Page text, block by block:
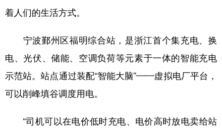
着人们的生活方式。
宁波鄞州区福明综合站，是浙江首个集充电、换
电、光伏、储能、空调负荷等元素于一体的智能充电
示范站。站点通过装配“智能大脑”——虚拟电厂平台，
可以削峰填谷调度用电。
“司机可以在电价低时充电、电价高时放电卖给站